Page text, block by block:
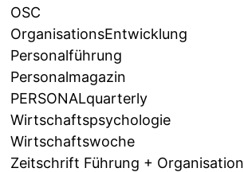
OSC
OrganisationsEntwicklung
Personalführung
Personalmagazin
PERSONALquarterly
Wirtschaftspsychologie
Wirtschaftswoche
Zeitschrift Führung + Organisation